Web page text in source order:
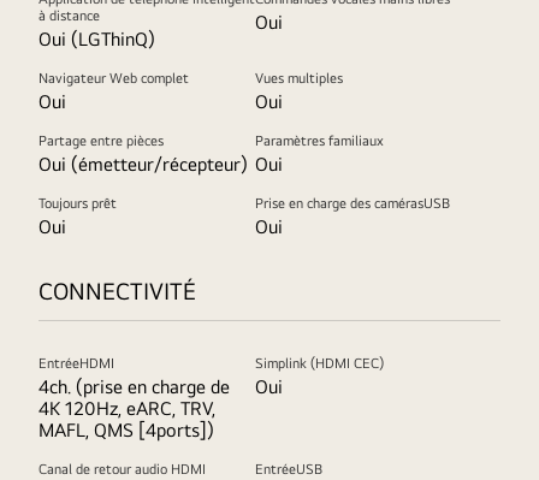
à distance
Oui (LGThinQ)
Oui
Navigateur Web complet
Oui
Vues multiples
Oui
Partage entre pièces
Oui (émetteur/récepteur)
Paramètres familiaux
Oui
Toujours prêt
Oui
Prise en charge des camérasUSB
Oui
CONNECTIVITÉ
EntréeHDMI
4ch. (prise en charge de
4K 120Hz, eARC, TRV,
MAFL, QMS [4ports])
Simplink (HDMI CEC)
Oui
Canal de retour audio HDMI EntréeUSB